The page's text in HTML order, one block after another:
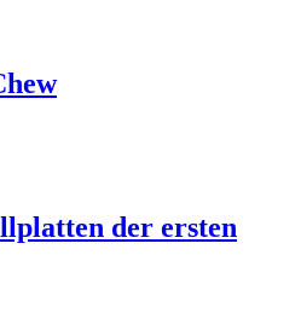
der ersten